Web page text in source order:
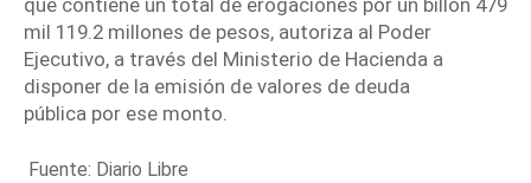
que contiene un total de erogaciones por un billón 479
mil 119.2 millones de pesos, autoriza al Poder
Ejecutivo, a través del Ministerio de Hacienda a
disponer de la emisión de valores de deuda
pública por ese monto.
Fuente: Diario Libre